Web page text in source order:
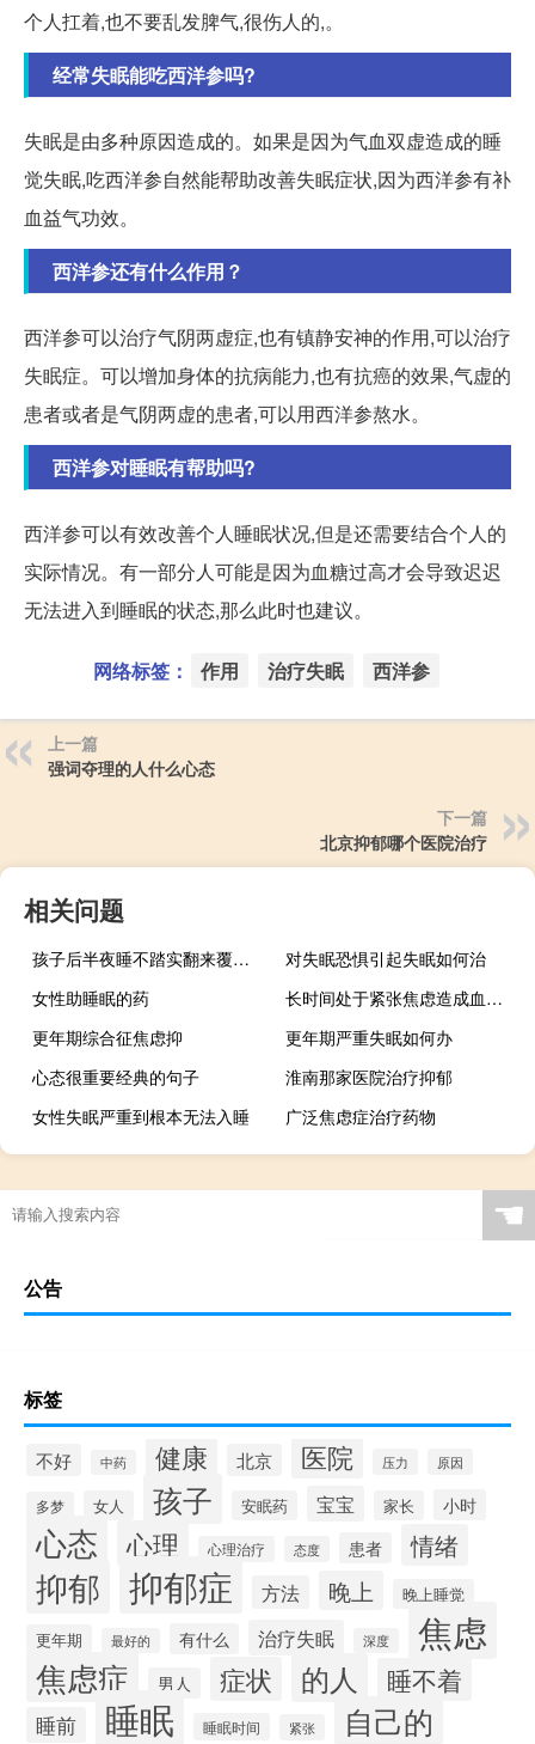
个人扛着,也不要乱发脾气,很伤人的,。
经常失眠能吃西洋参吗?
失眠是由多种原因造成的。如果是因为气血双虚造成的睡
觉失眠,吃西洋参自然能帮助改善失眠症状,因为西洋参有补
血益气功效。
西洋参还有什么作用？
西洋参可以治疗气阴两虚症,也有镇静安神的作用,可以治疗
失眠症。可以增加身体的抗病能力,也有抗癌的效果,气虚的
患者或者是气阴两虚的患者,可以用西洋参熬水。
西洋参对睡眠有帮助吗?
西洋参可以有效改善个人睡眠状况,但是还需要结合个人的
实际情况。有一部分人可能是因为血糖过高才会导致迟迟
无法进入到睡眠的状态,那么此时也建议。
网络标签： 作用 治疗失眠 西洋参
上一篇
强词夺理的人什么心态
下一篇
北京抑郁哪个医院治疗
相关问题
孩子后半夜睡不踏实翻来覆去什么原因
对失眠恐惧引起失眠如何治
女性助睡眠的药
长时间处于紧张焦虑造成血压高怎么办
更年期综合征焦虑抑
更年期严重失眠如何办
心态很重要经典的句子
淮南那家医院治疗抑郁
女性失眠严重到根本无法入睡
广泛焦虑症治疗药物
☚
公告
标签
不好 中药 健康 北京 医院 压力 原因
多梦 女人 孩子 安眠药 宝宝 家长 小时
心态 心理 心理治疗 态度 患者 情绪
抑郁 抑郁症 方法 晚上
晚上睡觉
更年期
最好的 有什么 治疗失眠 深度 焦虑
焦虑症 男人 症状 的人 睡不着
睡前 睡眠 睡眠时间 紧张 自己的